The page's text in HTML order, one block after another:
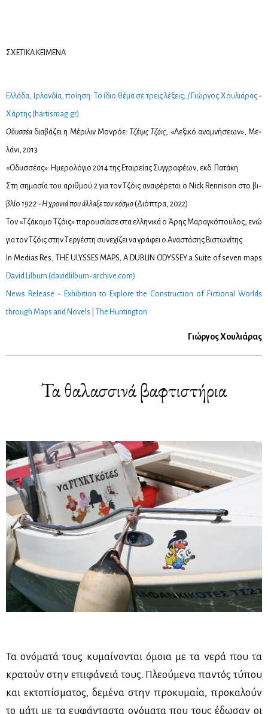
ΣΧΕΤΙΚΑ ΚΕΙΜΕΝΑ
Ελ­λά­δα, Ιρ­λαν­δία, ποί­η­ση: Το ίδιο θέ­μα σε τρεις λέ­ξεις; / Γιώρ­γος Χου­λιά­ρας -
Χάρ­της (hartismag.gr)
Οδυσ­σέα δια­βά­ζει η Μέ­ρι­λιν Μον­ρόε: Τζέιμς Τζόις, «Λε­ξι­κό ανα­μνή­σε­ων», Με­
λά­νι, 2013
«Οδυσ­σέ­ας»: Ημε­ρο­λό­γιο 2014 της Εται­ρεί­ας Συγ­γρα­φέ­ων, εκδ. Πα­τά­κη
Στη ση­μα­σία του αριθ­μού 2 για τον Τζόις ανα­φέ­ρε­ται ο Nick Rennison στο βι­
βλίο 1922 - Η χρο­νιά που άλ­λα­ξε τον κό­σμο(Διό­πτρα, 2022)
Τον «Τζά­κο­μο Τζόις» πα­ρου­σί­α­σε στα ελ­λη­νι­κά ο Άρης Μα­ρα­γκό­που­λος, ενώ
για τον Τζόις στην Τερ­γέ­στη συ­νε­χί­ζει να γρά­φει ο Ανα­στά­σης Βι­στω­νί­της
In Medias Res, THE ULYSSES MAPS, A DUBLIN ODYSSEY a Suite of seven maps
David Lilburn (davidlilburn-archive.com)
News Release - Exhibition to Explore the Construction of Fictional Worlds
through Maps and Novels | The Huntington
Γιώρ­γος Χου­λιά­ρας
Τα θα­λασ­σι­νά βα­φτι­στή­ρια
Τα ονό­μα­τά τους κυ­μαί­νο­νται όμοια με τα νε­ρά που τα
κρα­τούν στην επι­φά­νειά τους. Πλε­ού­με­να πα­ντός τύ­που
και εκτο­πί­σμα­τος, δε­μέ­να στην προ­κυ­μαία, προ­κα­λούν
το μά­τι με τα ευ­φά­ντα­στα ονό­μα­τα που τους έδω­σαν οι